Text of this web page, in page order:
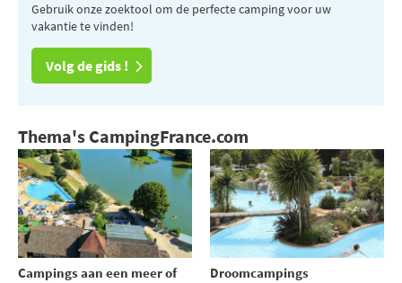
Gebruik onze zoektool om de perfecte camping voor uw
vakantie te vinden!
Volg de gids !
Thema's CampingFrance.com
Campings aan een meer of
Droomcampings